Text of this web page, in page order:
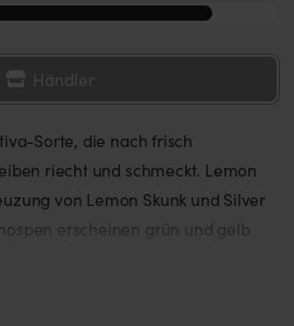
Händler
Sorte, die nach frisch
riecht und schmeckt. Lemon
von Lemon Skunk und Silver
erscheinen grün und gelb